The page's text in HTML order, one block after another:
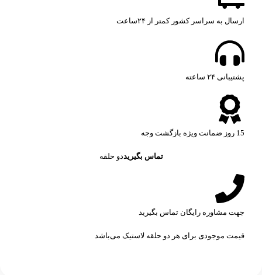
ارسال به سراسر کشور کمتر از ۲۴ساعت
پشتیبانی ۲۴ ساعته​
15 روز ضمانت ویژه بازگشت وجه
تماس بگیریددو حلقه
جهت مشاوره رایگان تماس بگیرید
قیمت موجودی برای هر دو حلقه لاستیک می‌باشد